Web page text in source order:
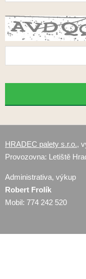
HRADEC palety s.r.o.,
Provozovna: Letiště
Administrativa, výkup
Robert Frolík
Mobil: 774 242 520